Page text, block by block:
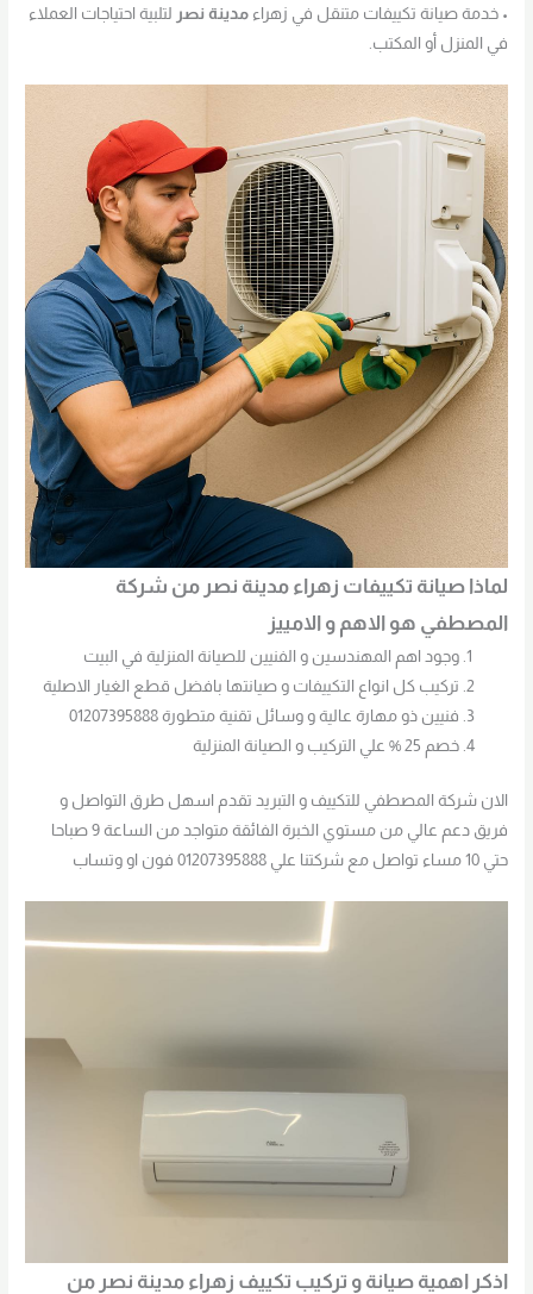
• خدمة صيانة تكييفات متنقل في زهراءمدينة نصر لتلبية احتياجات العملاء
في المنزل أو المكتب.
لماذا صيانة تكييفات زهراء مدينة نصر من شركة
المصطفي هو الاهم و الامييز
وجود اهم المهندسين و الفنيين للصيانة المنزلية في البيت
تركيب كل انواع التكييفات و صيانتها بافضل قطع الغيار الاصلية
فنيين ذو مهارة عالية و وسائل تقنية متطورة 01207395888
خصم 25 % علي التركيب و الصيانة المنزلية
الان شركة المصطفي للتكييف و التبريد تقدم اسهل طرق التواصل و
فريق دعم عالي من مستوي الخبرة الفائقة متواجد من الساعة 9 صباحا
حتي 10 مساء تواصل مع شركتنا علي 01207395888 فون او وتساب
اذكر اهمية صيانة و تركيب تكييف زهراء مدينة نصر من